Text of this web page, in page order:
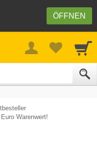
ÖFFNEN
Warenwert!